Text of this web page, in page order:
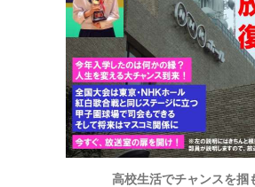
高校生活でチャンスを掴